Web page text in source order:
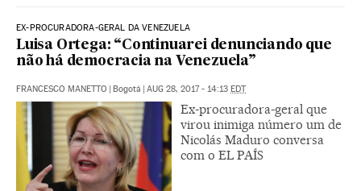
EX-PROCURADORA-GERAL DA VENEZUELA
Luisa Ortega: “Continuarei denunciando que
não há democracia na Venezuela”
FRANCESCO MANETTO | Bogotá | AUG 28, 2017 - 14:13 EDT
Ex-procuradora-geral que
virou inimiga número um de
Nicolás Maduro conversa
com o EL PAÍS